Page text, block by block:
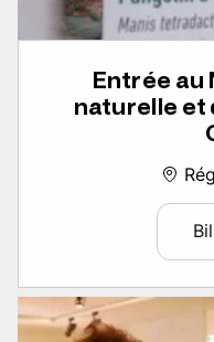
Entrée au
naturelle et